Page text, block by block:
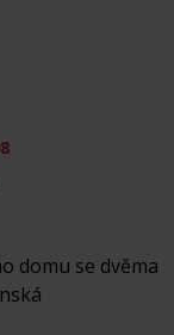
domu se dvěma